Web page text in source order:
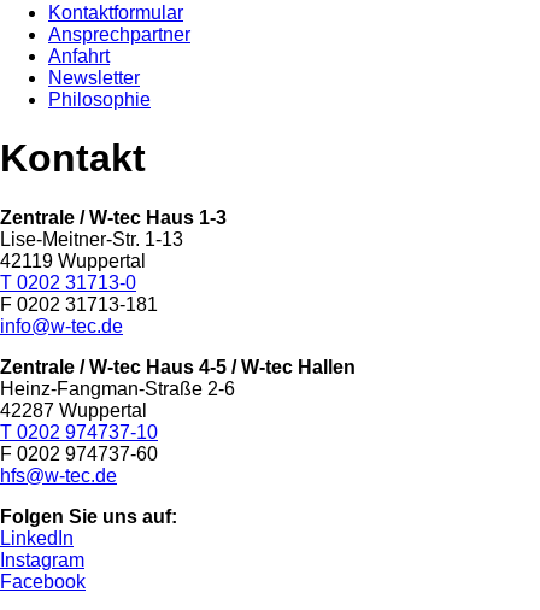
Kontaktformular
Ansprechpartner
Anfahrt
Newsletter
Philosophie
Kontakt
Zentrale / W-tec Haus 1-3
Lise-Meitner-Str. 1-13
42119 Wuppertal
T 0202 31713-0
F 0202 31713-181
info@w-tec.de
Zentrale / W-tec Haus 4-5 / W-tec Hallen
Heinz-Fangman-Straße 2-6
42287 Wuppertal
T 0202 974737-10
F 0202 974737-60
hfs@w-tec.de
Folgen Sie uns auf:
LinkedIn
Instagram
Facebook